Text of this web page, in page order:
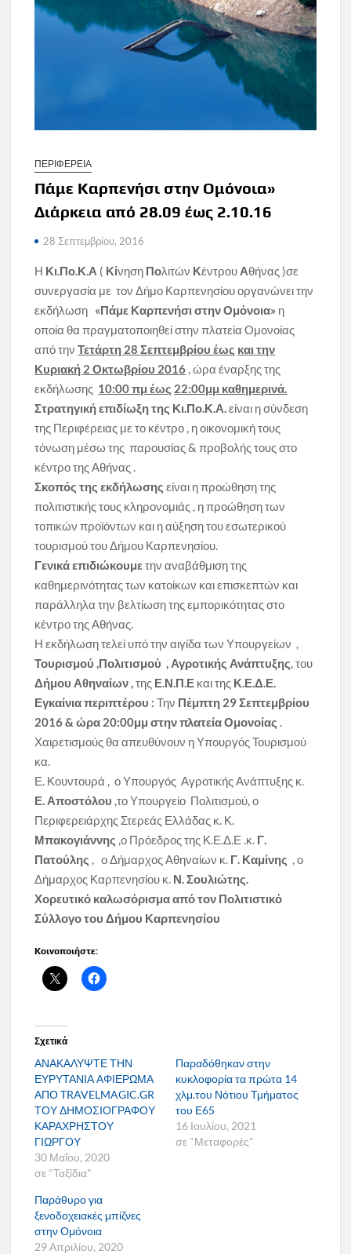
ΠΕΡΙΦΕΡΕΙΑ
Πάμε Καρπενήσι στην Ομόνοια»
Διάρκεια από 28.09 έως 2.10.16
28 Σεπτεμβρίου, 2016
Η Κι.Πο.Κ.Α ( Κίνηση Πολιτών Κέντρου Αθήνας )σε
συνεργασία με τον Δήμο Καρπενησίου οργανώνει την
εκδήλωση «Πάμε Καρπενήσι στην Ομόνοια» η
οποία θα πραγματοποιηθεί στην πλατεία Ομονοίας
από τηνΤετάρτη 28 Σεπτεμβρίου έως και την
Κυριακή 2 Οκτωβρίου 2016 , ώρα έναρξης της
εκδήλωσης 10:00 πμ έως 22:00μμ καθημερινά.
Στρατηγική επιδίωξη της Κι.Πο.Κ.Α.είναι η σύνδεση
της Περιφέρειας με το κέντρο , η οικονομική τους
τόνωση μέσω της παρουσίας & προβολής τους στο
κέντρο της Αθήνας .
Σκοπός της εκδήλωσης είναι η προώθηση της
πολιτιστικής τους κληρονομιάς , η προώθηση των
τοπικών προϊόντων και η αύξηση του εσωτερικού
τουρισμού του Δήμου Καρπενησίου.
Γενικά επιδιώκουμετην αναβάθμιση της
καθημερινότητας των κατοίκων και επισκεπτών και
παράλληλα την βελτίωση της εμπορικότητας στο
κέντρο της Αθήνας.
Η εκδήλωση τελεί υπό την αιγίδα των Υπουργείων ,
Τουρισμού ,Πολιτισμού , Αγροτικής Ανάπτυξης , του
Δήμου Αθηναίων ,της Ε.Ν.Π.Ε και της Κ.Ε.Δ.Ε.
Εγκαίνια περιπτέρου : Την Πέμπτη 29 Σεπτεμβρίου
2016 & ώρα 20:00μμ στηνπλατεία Ομονοίας
Χαιρετισμούς θα απευθύνουν η Υπουργός Τουρισμού
κα.
Ε. Κουντουρά , ο Υπουργός Αγροτικής Ανάπτυξης κ.
Ε. Αποστόλου ,το Υπουργείο Πολιτισμού, ο
Περιφερειάρχης Στερεάς Ελλάδας κ. Κ.
Μπακογιάννης ,ο Πρόεδρος της Κ.Ε.Δ.Ε .κ. Γ.
Πατούλης , ο Δήμαρχος Αθηναίων κ. Γ. Καμίνης
, ο
Δήμαρχος Καρπενησίου κ. Ν. Σουλιώτης.
Χορευτικό καλωσόρισμα από τον Πολιτιστικό
Σύλλογο του Δήμου Καρπενησίου
Κοινοποιήστε:
Σχετικά
ΑΝΑΚΑΛΥΨΤΕ ΤΗΝ
ΕΥΡΥΤΑΝΙΑ ΑΦΙΕΡΩΜΑ
ΑΠΟ TRAVELMAGIC.GR
ΤΟΥ ΔΗΜΟΣΙΟΓΡΑΦΟΥ
ΚΑΡΑΧΡΗΣΤΟΥ
ΓΙΩΡΓΟΥ
30 Μαΐου, 2020
σε "Ταξίδια"
Παραδόθηκαν στην
κυκλοφορία τα πρώτα 14
χλμ.του Νότιου Τμήματος
του Ε65
16 Ιουλίου, 2021
σε "Μεταφορές"
Παράθυρο για
ξενοδοχειακές μπίζνες
στην Ομόνοια
29 Απριλίου, 2020